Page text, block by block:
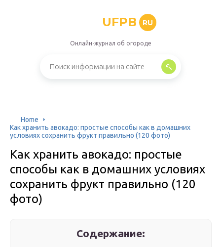
UFPB RU
Онлайн-журнал об огороде
Home
Как хранить авокадо: простые способы как в домашних
условиях сохранить фрукт правильно (120 фото)
Как хранить авокадо: простые
способы как в домашних условиях
сохранить фрукт правильно (120
фото)
Содержание: